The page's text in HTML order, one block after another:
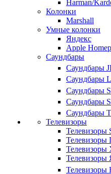
Harman/
Колонки
Marshall
Умные колонки
Яндекс
Apple
Саундбары
Саундбары
Саундбары
Саундбары
Саундбары
Саундбары
Телевизоры
Телевизоры
Телевизоры
Телевизоры
Телевизоры
Телевизоры